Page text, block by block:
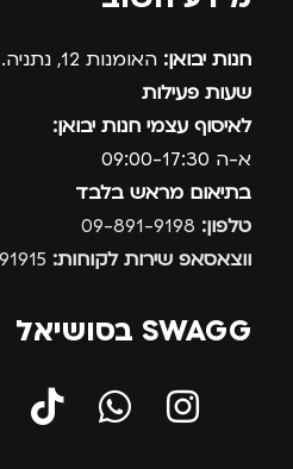
חנות יבואן: האומנות 12, נתניה.
שעות פעילות
לאיסוף עצמי חנות יבואן:
א-ה 09:00-17:30
בתיאום מראש בלבד
טלפון:
ווצאסאפ שירות לקוחות:
SWAGG בסושיאל